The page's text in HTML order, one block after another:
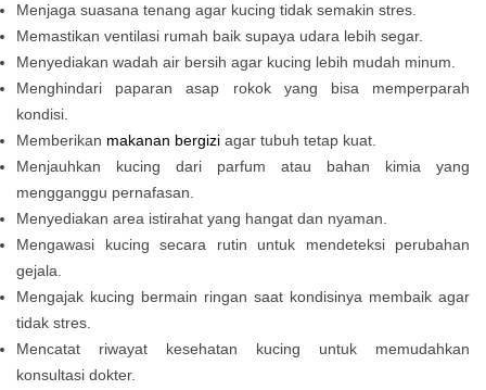
Menjaga suasana tenang agar kucing tidak semakin stres.
Memastikan ventilasi rumah baik supaya udara lebih segar.
Menyediakan wadah air bersih agar kucing lebih mudah minum.
Menghindari paparan asap rokok yang bisa memperparah
kondisi.
Memberikan makanan bergizi agar tubuh tetap kuat.
Menjauhkan kucing dari parfum atau bahan kimia yang
mengganggu pernafasan.
Menyediakan area istirahat yang hangat dan nyaman.
Mengawasi kucing secara rutin untuk mendeteksi perubahan
gejala.
Mengajak kucing bermain ringan saat kondisinya membaik agar
tidak stres.
Mencatat riwayat kesehatan kucing untuk memudahkan
konsultasi dokter.